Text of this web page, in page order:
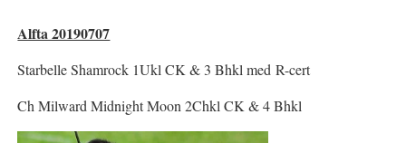
Alfta 20190707
Starbelle Shamrock 1Ukl CK & 3 Bhkl med R-cert
Ch Milward Midnight Moon 2Chkl CK & 4 Bhkl